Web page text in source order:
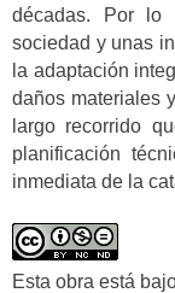
décadas. Por lo
sociedad y unas
la adaptación
daños materiales
largo recorrido
planificación
inmediata de la
Esta obra está